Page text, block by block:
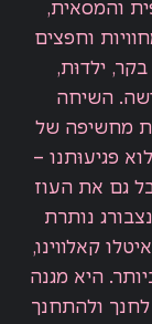
והמסאית,
וחפצים
בקר, ילדוּת,
השיחה
מחשיפה של
פגיעוּתנו –
גם את העוז
נותרת
קאלווינו,
היא מגנה
ולהתחנך